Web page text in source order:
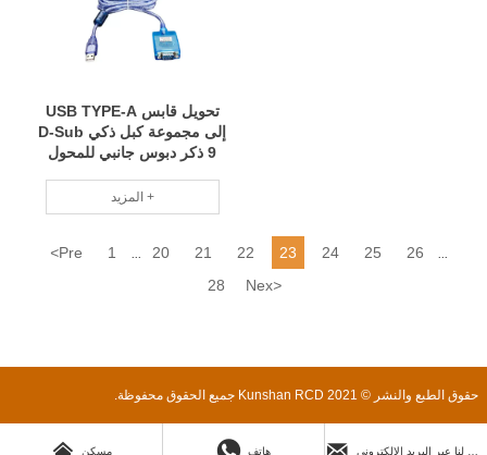
تحويل قابس USB TYPE-A
إلى مجموعة كبل ذكي D-Sub
9 ذكر دبوس جانبي للمحول
المزيد +
<Pre 1 20 21 22 23 24 25 26
28 Nex>
حقوق الطبع والنشر © 2021 Kunshan RCD جميع الحقوق محفوظة.
مسكن هاتف